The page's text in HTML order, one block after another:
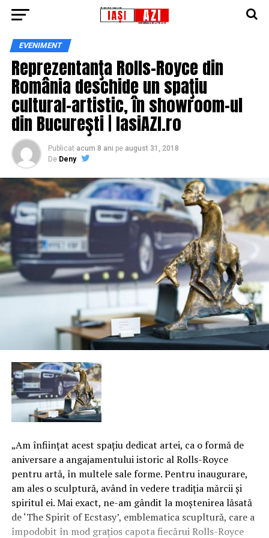
EVENIMENT
Reprezentanţa Rolls-Royce din
România deschide un spaţiu
cultural-artistic, în showroom-ul
din Bucureşti | IasiAZI.ro
Publicat acum 8 ani pe august 31, 2018
De Deny
„Am înfiinţat acest spaţiu dedicat artei, ca o formă de
aniversare a angajamentului istoric al Rolls-Royce
pentru artă, în multele sale forme. Pentru inaugurare,
am ales o sculptură, având în vedere tradiţia mărcii şi
spiritul ei. Mai exact, ne-am gândit la moştenirea lăsată
de ‘The Spirit of Ecstasy’, emblematica scupltură, care a
împodobit în mod graţios capota fiecărui Rolls-Royce